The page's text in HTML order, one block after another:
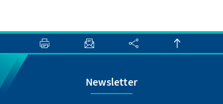
Newsletter